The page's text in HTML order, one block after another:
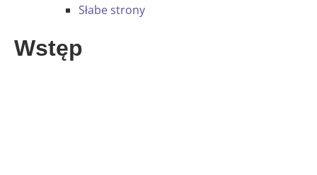
Słabe strony
Wstęp